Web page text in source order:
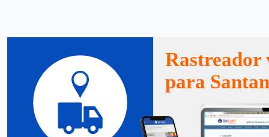
Rastreador
para